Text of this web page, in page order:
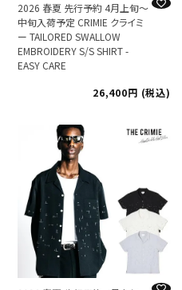
2026 春夏 先行予約 4月上旬～
中旬入荷予定 CRIMIE クライミ
ー TAILORED SWALLOW
EMBROIDERY S/S SHIRT -
EASY CARE
26,400
税込